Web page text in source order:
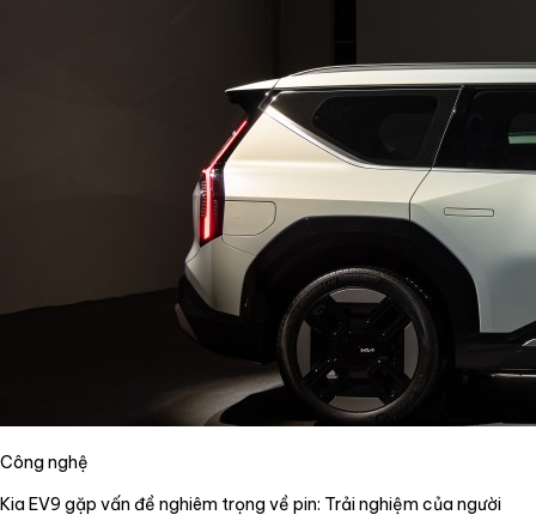
Công nghệ
Kia EV9 gặp vấn đề nghiêm trọng về pin: Trải nghiệm của người